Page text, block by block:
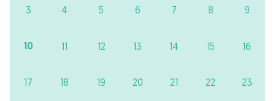
3 4 5 6 7 8 9
10 11 12 13 14 15 16
17 18 19 20 21 22 23